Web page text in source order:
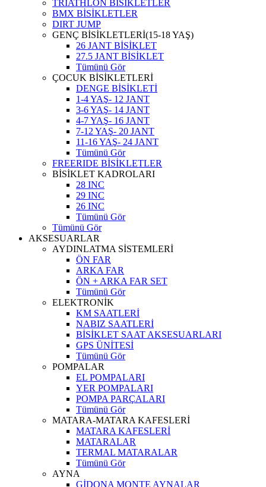
TRIATHLON BİSİKLETLER
BMX BİSİKLETLER
DIRT JUMP
GENÇ BİSİKLETLERİ(15-18 YAŞ)
26 JANT BİSİKLET
27.5 JANT BİSİKLET
Tümünü Gör
ÇOCUK BİSİKLETLERİ
DENGE BİSİKLETİ
1-4 YAŞ- 12 JANT
3-6 YAŞ- 14 JANT
4-7 YAŞ- 16 JANT
7-12 YAŞ- 20 JANT
11-16 YAŞ- 24 JANT
Tümünü Gör
FREERIDE BİSİKLETLER
BİSİKLET KADROLARI
28 INC
29 INC
26 INC
Tümünü Gör
Tümünü Gör
AKSESUARLAR
AYDINLATMA SİSTEMLERİ
ÖN FAR
ARKA FAR
ÖN + ARKA FAR SET
Tümünü Gör
ELEKTRONİK
KM SAATLERİ
NABIZ SAATLERİ
BİSİKLET SAAT AKSESUARLARI
GPS ÜNİTESİ
Tümünü Gör
POMPALAR
EL POMPALARI
YER POMPALARI
POMPA PARÇALARI
Tümünü Gör
MATARA-MATARA KAFESLERİ
MATARA KAFESLERİ
MATARALAR
TERMAL MATARALAR
Tümünü Gör
AYNA
GİDONA MONTE AYNALAR